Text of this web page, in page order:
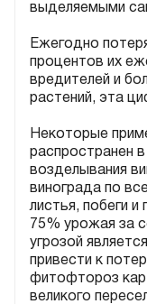
выделяемыми
Ежегодно
процентов их
вредителей и
растений, эта
Некоторые
распространен
возделывания
винограда по
листья, побеги
75% урожая за
угрозой
привести к
фитофтороз
великого